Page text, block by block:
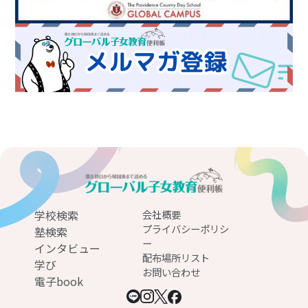
学校検索
塾検索
インタビュー
学び
電子book
会社概要
プライバシーポリシ
ー
配布場所リスト
お問い合わせ